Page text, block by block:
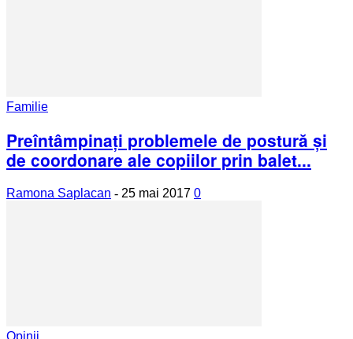
Familie
Preîntâmpinaţi problemele de postură şi
de coordonare ale copiilor prin balet...
Ramona Saplacan - 25 mai 2017 0
Opinii